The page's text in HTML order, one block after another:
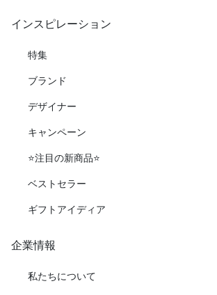
インスピレーション
特集
ブランド
デザイナー
キャンペーン
⭐️注目の新商品⭐️
ベストセラー
ギフトアイディア
企業情報
私たちについて